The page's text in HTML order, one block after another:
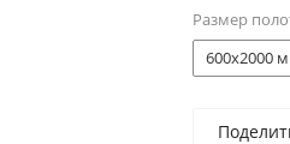
Размер
600x2000